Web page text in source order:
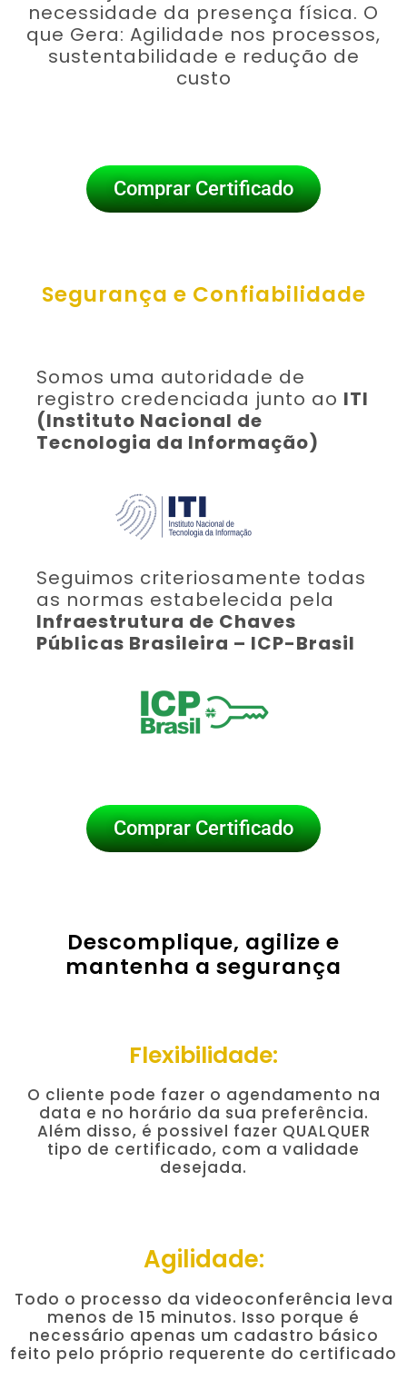
necessidade da presença física. O
que Gera: Agilidade nos processos,
sustentabilidade e redução de
custo
Comprar Certificado
Segurança e Confiabilidade
Somos uma autoridade de
registro credenciada junto ao ITI
(Instituto Nacional de
Tecnologia da Informação)
Seguimos criteriosamente todas
as normas estabelecida pela
Infraestrutura de Chaves
Públicas Brasileira – ICP-Brasil
Comprar Certificado
Descomplique, agilize e
mantenha a segurança
Flexibilidade:
O cliente pode fazer o agendamento na
data e no horário da sua preferência.
Além disso, é possivel fazer QUALQUER
tipo de certificado, com a validade
desejada.
Agilidade:
Todo o processo da videoconferência leva
menos de 15 minutos. Isso porque é
necessário apenas um cadastro básico
feito pelo próprio requerente do certificado